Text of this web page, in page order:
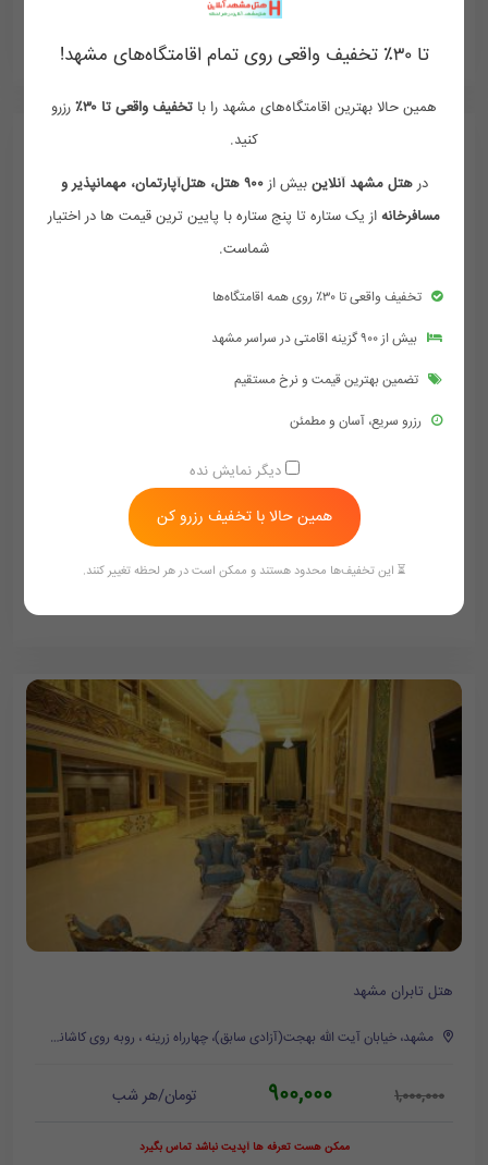
هتل پارسا مشهد
بین چهارراه شهدا و خسروی، کوچه مخابرات
900,000 تومان/هر شب
هتل تابران مشهد
مشهد، خیابان آیت الله بهجت(آزادی سابق)، چهارراه زرینه ، روبه روی کاشانی 14
1,000,000
900,000 تومان/هر شب
ممکن هست تعرفه ها آپدیت نباشد تماس بگیرد
تا ۳۰٪ تخفیف واقعی روی تمام اقامتگاه‌های مشهد!
همین حالا بهترین اقامتگاه‌های مشهد را با تخفیف واقعی تا ۳۰٪
رزرو
کنید.
درهتل مشهد آنلاین بیش از
۹۰۰ هتل، هتل‌آپارتمان، مهمانپذیر و
مسافرخانه از یک ستاره تا پنج ستاره با پایین ترین قیمت ها در اختیار
شماست.
تخفیف واقعی تا ۳۰٪ روی همه اقامتگاه‌ها
بیش از ۹۰۰ گزینه اقامتی در سراسر مشهد
تضمین بهترین قیمت و نرخ مستقیم
رزرو سریع، آسان و مطمئن
دیگر نمایش نده
همین حالا با تخفیف رزرو کن
⏳ این تخفیف‌ها محدود هستند و ممکن است در هر لحظه تغییر کنند.